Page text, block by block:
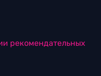
рекомендательных